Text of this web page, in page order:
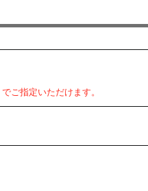
ご指定いただけます。